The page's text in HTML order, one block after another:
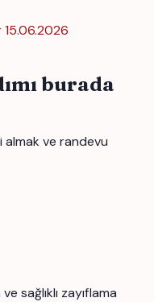
15.06.2026
burada
almak ve randevu
sağlıklı zayıflama